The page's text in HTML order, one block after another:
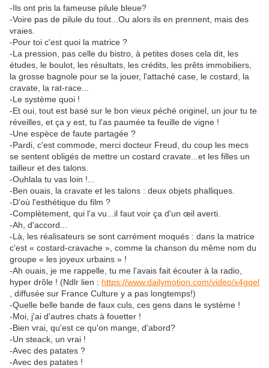
-Ils ont pris la fameuse pilule bleue?
-Voire pas de pilule du tout...Ou alors ils en prennent, mais des
vraies.
-Pour toi c'est quoi la matrice ?
-La pression, pas celle du bistro, à petites doses cela dit, les
études, le boulot, les résultats, les crédits, les prêts immobiliers,
la grosse bagnole pour se la jouer, l'attaché case, le costard, la
cravate, la rat-race...
-Le système quoi !
-Et oui, tout est basé sur le bon vieux péché originel, un jour tu te
réveilles, et ça y est, tu l'as paumée ta feuille de vigne !
-Une espèce de faute partagée ?
-Pardi, c'est commode, merci docteur Freud, du coup les mecs
se sentent obligés de mettre un costard cravate...et les filles un
tailleur et des talons.
-Ouhlala tu vas loin !...
-Ben ouais, la cravate et les talons : deux objets phalliques.
-D'où l'esthétique du film ?
-Complètement, qui l'a vu...il faut voir ça d'un œil averti.
-Ah, d'accord...
-Là, les réalisateurs se sont carrément moqués : dans la matrice
c'est « costard-cravache », comme la chanson du même nom du
groupe « les joyeux urbains » !
-Ah ouais, je me rappelle, tu me l'avais fait écouter à la radio,
hyper drôle ! (Ndlr lien : https://www.dailymotion.com/video/x4gqel
, diffusée sur France Culture y a pas longtemps!)
-Quelle belle bande de faux culs, ces gens dans le système !
-Moi, j'ai d'autres chats à fouetter !
-Bien vrai, qu'est ce qu'on mange, d'abord?
-Un steack, un vrai !
-Avec des patates ?
-Avec des patates !